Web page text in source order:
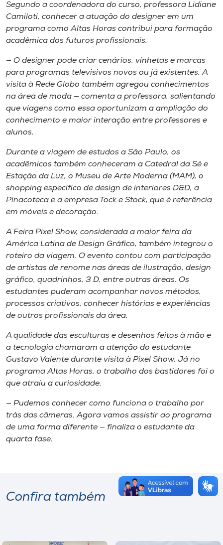
Segundo a coordenadora do curso, professora Lidiane
Camiloti, conhecer a atuação do designer em um
programa como Altas Horas contribui para formação
acadêmica dos futuros profissionais.
— O designer pode criar cenários, vinhetas e marcas
para programas televisivos novos ou já existentes. A
visita à Rede Globo também agregou conhecimentos
na área de moda — comenta a professora, salientando
que viagens como essa oportunizam a ampliação do
conhecimento e maior interação entre professores e
alunos.
Durante a viagem de estudos a São Paulo, os
acadêmicos também conheceram a Catedral da Sé e
Estação da Luz, o Museu de Arte Moderna (MAM), o
shopping específico de design de interiores D&D, a
Pinacoteca e a empresa Tock e Stock, que é referência
em móveis e decoração.
A Feira Pixel Show, considerada a maior feira da
América Latina de Design Gráfico, também integrou o
roteiro da viagem. O evento contou com participação
de artistas de renome nas áreas de ilustração, design
gráfico, quadrinhos, 3 D, entre outras áreas. Os
estudantes puderam acompanhar novos métodos,
processos criativos, conhecer histórias e experiências
de outros profissionais da área.
A qualidade das esculturas e desenhos feitos à mão e
a tecnologia chamaram a atenção do estudante
Gustavo Valente durante visita à Pixel Show. Já no
programa Altas Horas, o trabalho dos bastidores foi o
que atraiu a curiosidade.
— Pudemos conhecer como funciona o trabalho por
trás das câmeras. Agora vamos assistir ao programa
de uma forma diferente — finaliza o estudante da
quarta fase.
Confira também